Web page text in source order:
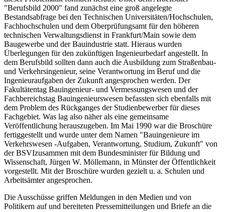
"Berufsbild 2000" fand zunächst eine groß angelegte
Bestandsabfrage bei den Technischen Universitäten/Hochschulen,
Fachhochschulen und dem Oberprüfungsamt für den höheren
technischen Verwaltungsdienst in Frankfurt/Main sowie dem
Baugewerbe und der Bauindustrie statt. Hieraus wurden
Überlegungen für den zukünftigen Ingenieurbedarf angestellt. In
dem Berufsbild sollten dann auch die Ausbildung zum Straßenbau-
und Verkehrsingenieur, seine Verantwortung im Beruf und die
Ingenieuraufgaben der Zukunft angesprochen werden. Der
Fakultätentag Bauingenieur- und Vermessungswesen und der
Fachbereichstag Bauingenieurswesen befassten sich ebenfalls mit
dem Problem des Rückganges der Studienbewerber für dieses
Fachgebiet. Was lag also näher als eine gemeinsame
Veröffentlichung herauszugeben. Im Mai 1990 war die Broschüre
fertiggestellt und wurde unter dem Namen "Bauingenieure im
Verkehrswesen -Aufgaben, Verantwortung, Studium, Zukunft" von
der BSVIzusammen mit dem Bundesminister für Bildung und
Wissenschaft, Jürgen W. Möllemann, in Münster der Öffentlichkeit
vorgestellt. Mit der Broschüre wurden gezielt u. a. Schulen und
Arbeitsämter angesprochen.
Die Ausschüsse griffen Meldungen in den Medien und von
Politikern auf und bereiteten Pressemitteilungen und Briefe an die